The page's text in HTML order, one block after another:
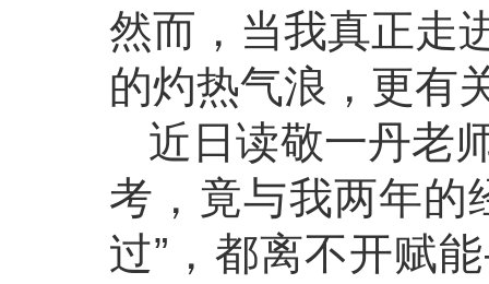
然而，当我真正走
的灼热气浪，更有
近日读敬一丹老
考，竟与我两年的
过”，都离不开赋